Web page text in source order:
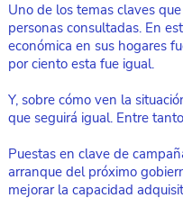
Uno de los temas claves
personas consultadas. En
económica en sus hogares
por ciento esta fue igual.
Y, sobre cómo ven la
que seguirá igual. Entre
Puestas en clave de
arranque del próximo
mejorar la capacidad